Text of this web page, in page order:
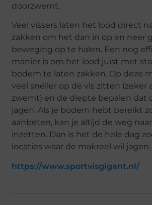
doorzwemt.
Veel vissers laten het lood direct
zakken om het dan in op en neer
beweging op te halen. Een nog
manier is om het lood juist met
bodem te laten zakken. Op deze
veel sneller op de vis zitten (zeker
zwemt) en de diepte bepalen dat
jagen. Als je bodem hebt bereikt
aanbeten, kan je altijd de weg
inzetten. Dan is het de hele dag
locaties waar de makreel wil jagen.
https://www.sportvisgigant.nl/